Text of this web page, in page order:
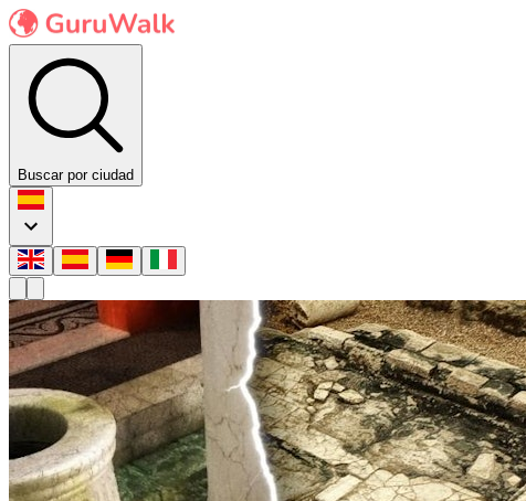
Buscar por ciudad